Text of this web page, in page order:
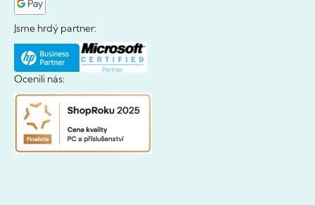
Jsme hrdý partner:
Ocenili nás: